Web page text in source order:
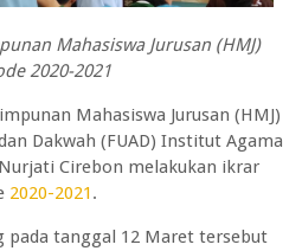
Mahasiswa Jurusan (HMJ)
2020-2021
Mahasiswa Jurusan (HMJ)
Dakwah (FUAD) Institut Agama
Cirebon melakukan ikrar
2020-2021.
pada tanggal 12 Maret tersebut